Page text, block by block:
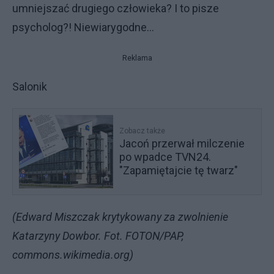
umniejszać drugiego człowieka? I to pisze
psycholog?! Niewiarygodne...
Reklama
Salonik
Zobacz także
Jacoń przerwał milczenie
po wpadce TVN24.
"Zapamiętajcie tę twarz"
(Edward Miszczak krytykowany za zwolnienie
Katarzyny Dowbor. Fot. FOTON/PAP,
commons.wikimedia.org)